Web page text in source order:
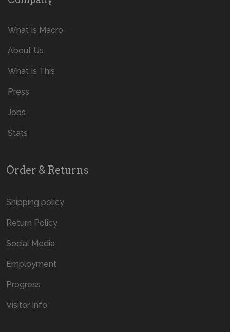
What Is Macro
About Us
What Is This
Press
Jobs
Stats
Order & Returns
Shipping policy
Return Policy
Social Media
Employment
Progress
Visitor Info